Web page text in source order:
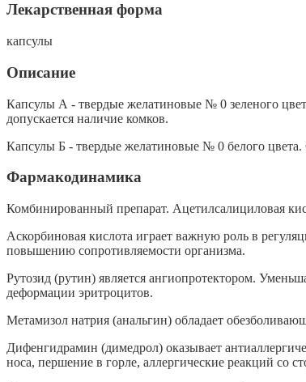
Лекарственная форма
капсулы
Описание
Капсулы А - твердые желатиновые № 0 зеленого
допускается наличие комков.
Капсулы Б - твердые желатиновые № 0 белого цвета.
Фармакодинамика
Комбинированный препарат. Ацетилсалициловая
Аскорбиновая кислота играет важную роль в
повышению сопротивляемости организма.
Рутозид (рутин) является ангиопротектором.
деформации эритроцитов.
Метамизол натрия (анальгин) обладает
Дифенгидрамин (димедрол) оказывает
носа, першение в горле, аллергические реакций со